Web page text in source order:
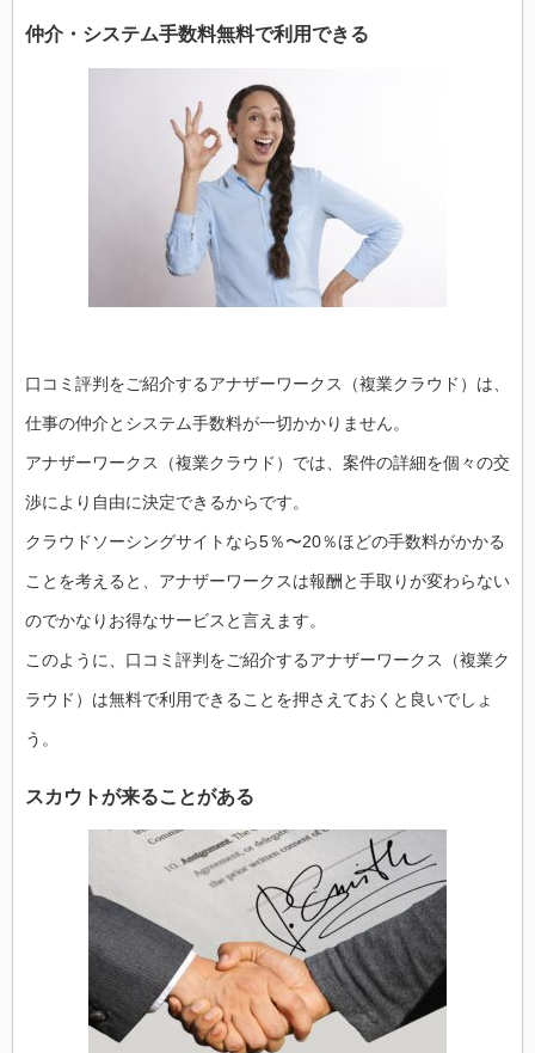
仲介・システム手数料無料で利用できる
口コミ評判をご紹介するアナザーワークス（複業クラウド）は、
仕事の仲介とシステム手数料が一切かかりません。
アナザーワークス（複業クラウド）では、案件の詳細を個々の交
渉により自由に決定できるからです。
クラウドソーシングサイトなら5％〜20％ほどの手数料がかかる
ことを考えると、アナザーワークスは報酬と手取りが変わらない
のでかなりお得なサービスと言えます。
このように、口コミ評判をご紹介するアナザーワークス（複業ク
ラウド）は無料で利用できることを押さえておくと良いでしょ
う。
スカウトが来ることがある